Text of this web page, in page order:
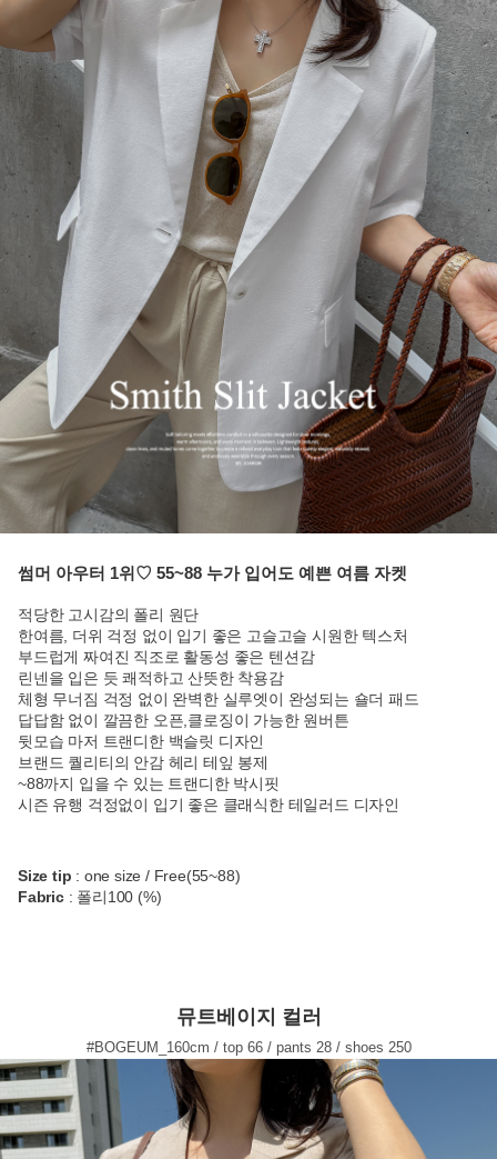
썸머 아우터 1위♡ 55~88 누가 입어도 예쁜 여름 자켓
적당한 고시감의 폴리 원단
한여름, 더위 걱정 없이 입기 좋은 고슬고슬 시원한 텍스처
부드럽게 짜여진 직조로 활동성 좋은 텐션감
린넨을 입은 듯 쾌적하고 산뜻한 착용감
체형 무너짐 걱정 없이 완벽한 실루엣이 완성되는 숄더 패드
답답함 없이 깔끔한 오픈,클로징이 가능한 원버튼
뒷모습 마저 트랜디한 백슬릿 디자인
브랜드 퀄리티의 안감 헤리 테잎 봉제
~88까지 입을 수 있는 트랜디한 박시핏
시즌 유행 걱정없이 입기 좋은 클래식한 테일러드 디자인
Size tip : one size / Free(55~88)
Fabric: 폴리100 (%)
뮤트베이지 컬러
#BOGEUM_160cm / top 66 / pants 28 / shoes 250